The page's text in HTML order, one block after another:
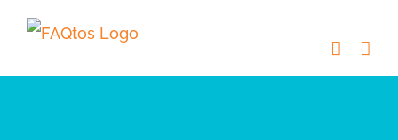
Skip
content